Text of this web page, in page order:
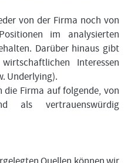
von der Firma noch von
im analysierten
Darüber hinaus gibt
Interessen
Underlying).
die Firma auf folgende, von
als vertrauenswürdig